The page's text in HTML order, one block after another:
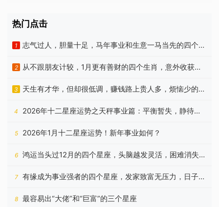
热门点击
1
志气过人，胆量十足，马年事业和生意一马当先的四个属
相
2
从不跟朋友计较，1月更有善财的四个生肖，意外收获相
当多
3
天生有才华，但却很低调，赚钱路上贵人多，烦恼少的3
个生肖
4
2026年十二星座运势之天秤事业篇：平衡暂失，静待云
5 2026年1月十二星座运势！新年事业如何？
6
鸿运当头过12月的四个星座，头脑越发灵活，困难消失不
见
7
有缘成为事业强者的四个星座，发家致富无压力，日子顺
利十足
8 最容易出“大佬”和“巨富”的三个星座